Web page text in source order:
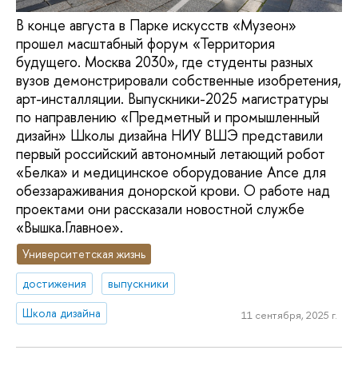
В конце августа в Парке искусств «Музеон»
прошел масштабный форум «Территория
будущего. Москва 2030», где студенты разных
вузов демонстрировали собственные изобретения,
арт-инсталляции. Выпускники-2025 магистратуры
по направлению «Предметный и промышленный
дизайн» Школы дизайна НИУ ВШЭ представили
первый российский автономный летающий робот
«Белка» и медицинское оборудование Ance для
обеззараживания донорской крови. О работе над
проектами они рассказали новостной службе
«Вышка.Главное».
Университетская жизнь
достижения
выпускники
Школа дизайна
11 сентября, 2025 г.